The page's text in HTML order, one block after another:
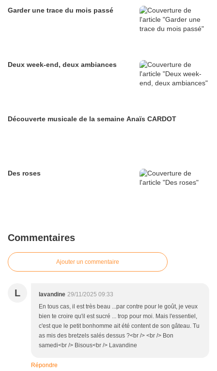
Garder une trace du mois passé
Deux week-end, deux ambiances
Découverte musicale de la semaine Anaïs CARDOT
Des roses
Commentaires
Ajouter un commentaire
L lavandine 29/11/2025 09:33
En tous cas, il est très beau ...par contre pour le goût, je veux
bien te croire qu'il est sucré ... trop pour moi. Mais l'essentiel,
c'est que le petit bonhomme ait été content de son gâteau. Tu
as mis des bretzels salés dessus ?<br /> <br /> Bon
samedi<br /> Bisous<br /> Lavandine
Répondre